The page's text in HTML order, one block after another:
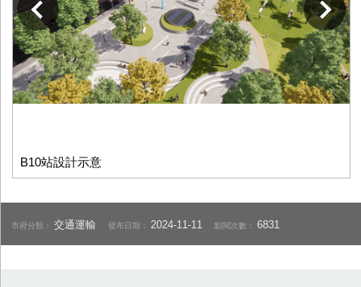
B10站設計示意
下一張
市府分類：交通運輸 發布日期：2024-11-11 點閱次數：6831